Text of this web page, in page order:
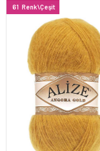
61 Renk\Çeşit